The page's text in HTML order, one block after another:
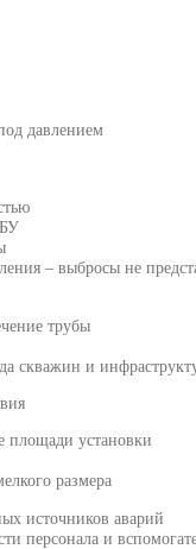
давлением
– выбросы не
трубы
скважин и
установки
размера
источников аварий
персонала и